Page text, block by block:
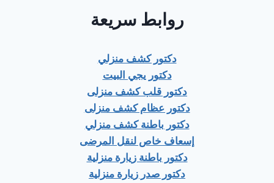
روابط سريعة
دكتور كشف منزلي
دكتور يجي البيت
دكتور قلب كشف منزلى
دكتور عظام كشف منزلى
دكتور باطنة كشف منزلي
إسعاف خاص لنقل المرضى
دكتور باطنة زيارة منزلية
دكتور صدر زيارة منزلية